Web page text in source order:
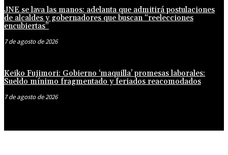
JNE se lava las manos: adelanta que admitirá postulaciones
de alcaldes y gobernadores que buscan “reelecciones
encubiertas”
7 de agosto de 2026
Keiko Fujimori: Gobierno ‘maquilla’ promesas laborales:
Sueldo mínimo fragmentado y feriados reacomodados
7 de agosto de 2026